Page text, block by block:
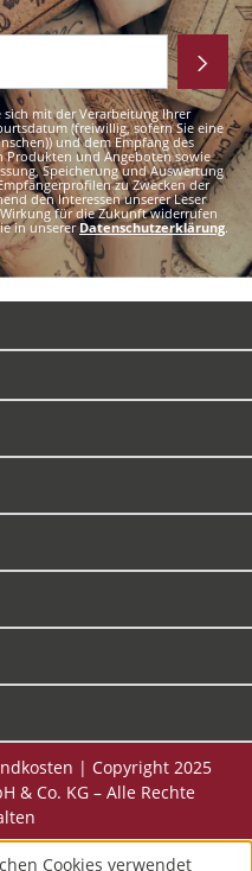
mit der Verarbeitung Ihrer
(freiwillig, sofern Sie eine
und dem Empfang des
Produkten und Angeboten sowie
Speicherung und Auswertung
zu Zwecken der
den Interessen unserer Leser
für die Zukunft widerrufen
in unsererDatenschutzerklärung.
| Copyright 2025
& Co. KG – Alle Rechte
Cookies verwendet